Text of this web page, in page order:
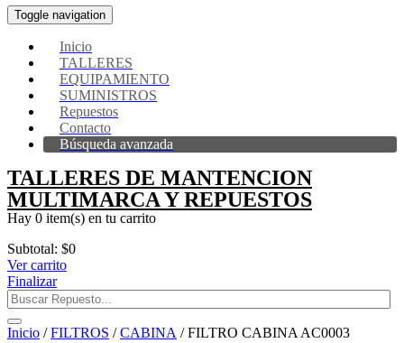
Toggle navigation
Inicio
TALLERES
EQUIPAMIENTO
SUMINISTROS
Repuestos
Contacto
Búsqueda avanzada
TALLERES DE MANTENCION
MULTIMARCA Y REPUESTOS
Hay 0 item(s) en tu carrito
Subtotal: $0
Ver carrito
Finalizar
Inicio /FILTROS /CABINA / FILTRO CABINA AC0003